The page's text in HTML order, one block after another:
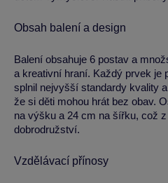
Obsah balení a design
Balení obsahuje 6 postav a
a kreativní hraní. Každý prvek je
splnil nejvyšší standardy kvality
že si děti mohou hrát bez obav.
na výšku a 24 cm na šířku, což
dobrodružství.
Vzdělávací přínosy